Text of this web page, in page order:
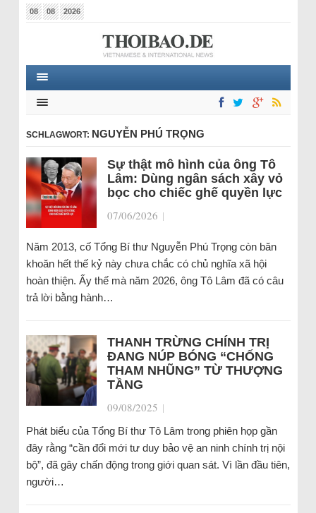
08 08 2026
SCHLAGWORT: NGUYỄN PHÚ TRỌNG
Sự thật mô hình của ông Tô
Lâm: Dùng ngân sách xây vỏ
bọc cho chiếc ghế quyền lực
07/06/2026 |
Năm 2013, cố Tổng Bí thư Nguyễn Phú Trọng còn băn
khoăn hết thế kỷ này chưa chắc có chủ nghĩa xã hội
hoàn thiện. Ấy thế mà năm 2026, ông Tô Lâm đã có câu
trả lời bằng hành…
THANH TRỪNG CHÍNH TRỊ
ĐANG NÚP BÓNG “CHỐNG
THAM NHŨNG” TỪ THƯỢNG
TẦNG
09/08/2025 |
Phát biểu của Tổng Bí thư Tô Lâm trong phiên họp gần
đây rằng “cần đổi mới tư duy bảo vệ an ninh chính trị nội
bộ”, đã gây chấn động trong giới quan sát. Vì lần đầu tiên,
người…